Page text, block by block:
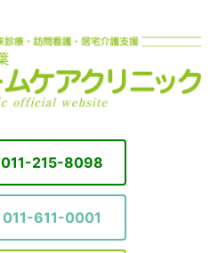
011-215-8098
011-611-0001